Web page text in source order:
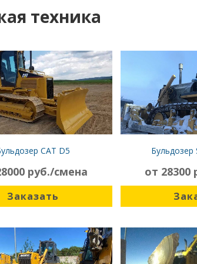
техника
CAT D5
руб./смена
Заказать
Бульдозер
от 28300